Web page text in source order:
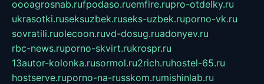
oooagrosnab.rufpodaso.ruemfire.rupro-otdelky.ru
ukrasotki.ruseksuzbek.ruseks-uzbek.ruporno-vk.ru
sovratili.ruolecoon.ruvd-dosug.ruadonyev.ru
rbc-news.ruporno-skvirt.rukrospr.ru
13autor-kolonka.rusormol.ru2rich.ruhostel-65.ru
hostserve.ruporno-na-russkom.rumishinlab.ru